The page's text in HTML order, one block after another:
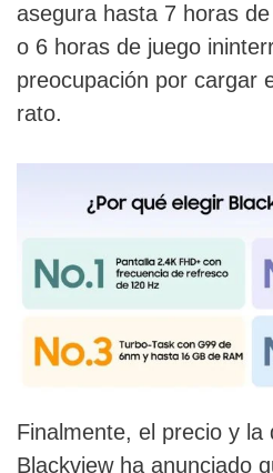
asegura hasta 7 horas
o 6 horas de juego
preocupación por cargar
rato.
Finalmente, el precio y la
Blackview ha anunciado